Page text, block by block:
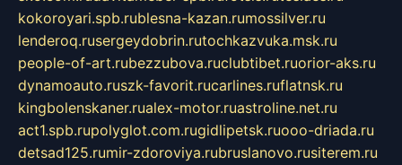
kokoroyari.spb.rublesna-kazan.rumossilver.ru
lenderoq.rusergeydobrin.rutochkazvuka.msk.ru
people-of-art.rubezzubova.ruclubtibet.ruorior-aks.ru
dynamoauto.ruszk-favorit.rucarlines.ruflatnsk.ru
kingbolenskaner.rualex-motor.ruastroline.net.ru
act1.spb.rupolyglot.com.rugidlipetsk.ruooo-driada.ru
detsad125.rumir-zdoroviya.rubruslanovo.rusiterem.ru